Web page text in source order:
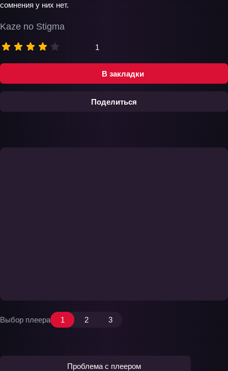
В закладки
Поделиться
Kaze no Stigma
1
сомнения у них нет.
Выбор плеера 1 2 3
Проблема с плеером